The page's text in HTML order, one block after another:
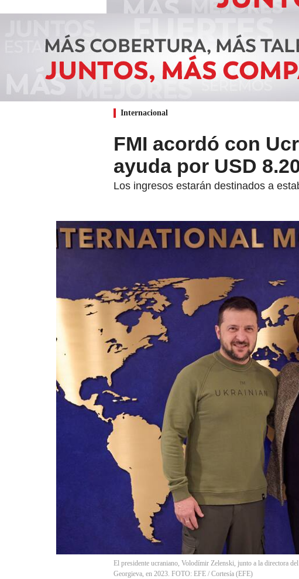
Internacional
FMI acordó con
ayuda por USD
Los ingresos estarán destinados a
El presidente ucraniano, Volodímir Zelenski, junto a la directora
Georgieva, en 2023. FOTO: EFE / Cortesía (EFE)